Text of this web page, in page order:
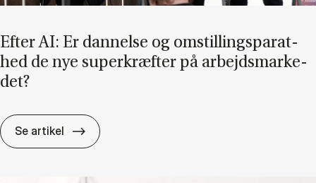
Ef­ter AI: Er dan­nel­se og om­stil­lings­pa­rat­
hed de nye su­per­kræf­ter på ar­bejds­mar­ke­
det?
Se artikel Ef­ter AI: Er dan­nel­se og